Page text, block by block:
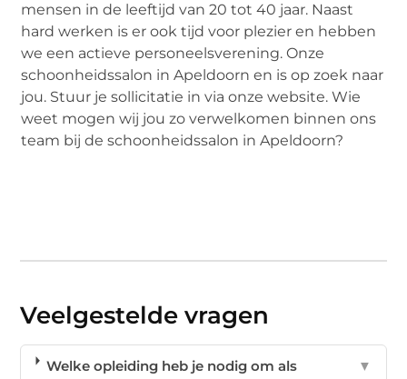
mensen in de leeftijd van 20 tot 40 jaar. Naast
hard werken is er ook tijd voor plezier en hebben
we een actieve personeelsverening. Onze
schoonheidssalon in Apeldoorn en is op zoek naar
jou. Stuur je sollicitatie in via onze website. Wie
weet mogen wij jou zo verwelkomen binnen ons
team bij de schoonheidssalon in Apeldoorn?
Veelgestelde vragen
Welke opleiding heb je nodig om als
▼